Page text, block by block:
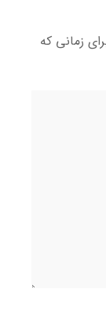
زمانی که